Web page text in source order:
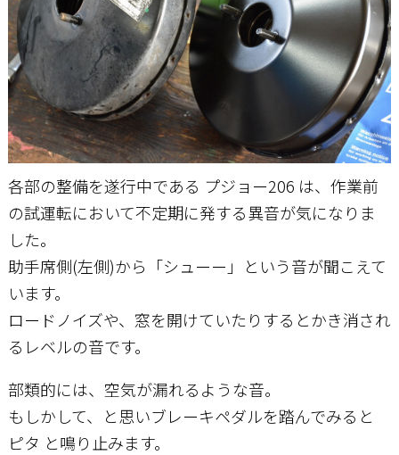
各部の整備を遂行中である プジョー206 は、作業前
の試運転において不定期に発する異音が気になりま
した。
助手席側(左側)から「シューー」という音が聞こえて
います。
ロードノイズや、窓を開けていたりするとかき消され
るレベルの音です。
部類的には、空気が漏れるような音。
もしかして、と思いブレーキペダルを踏んでみると
ピタ と鳴り止みます。